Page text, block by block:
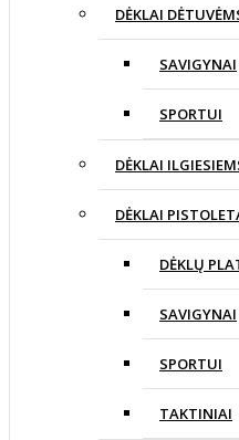
DĖKLAI
SAVIGYNAI
SPORTUI
DĖKLAI
DĖKLAI
DĖKLŲ
SAVIGYNAI
SPORTUI
TAKTINIAI